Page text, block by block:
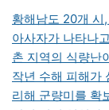
황해남도 20개 시
아사자가 나타나
촌 지역의 식량난
작년 수해 피해가
리해 군량미를 확